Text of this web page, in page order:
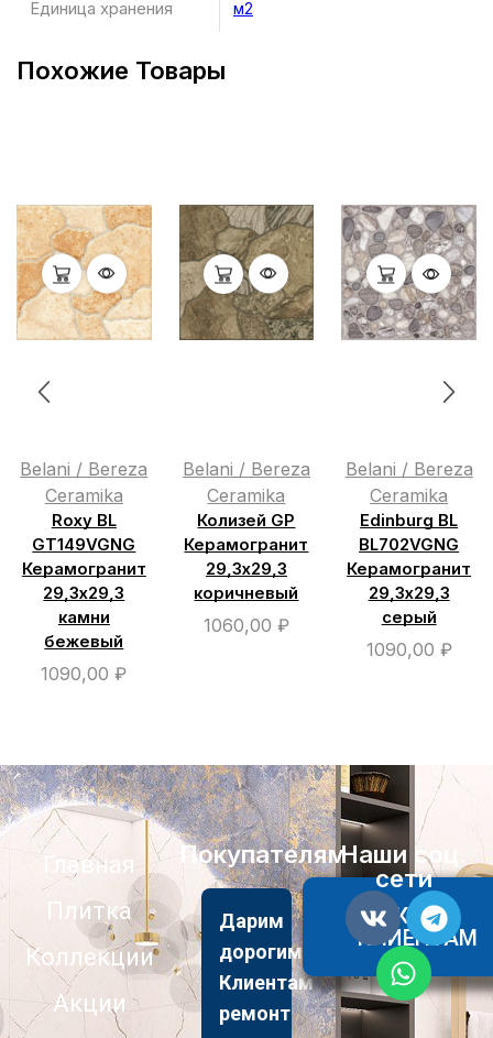
Единица хранения м2
Похожие Товары
Belani / Bereza
Ceramika
Roxy BL
GT149VGNG
Керамогранит
29,3х29,3
камни
бежевый
1090,00₽
Belani / Bereza
Ceramika
Колизей GP
Керамогранит
29,3х29,3
коричневый
1060,00 ₽
Belani / Bereza
Ceramika
Edinburg BL
BL702VGNG
Керамогранит
29,3х29,3
серый
1090,00 ₽
Главная
Плитка
Коллекции
Акции
Покупателям
Дарим
дорогим
Клиентам
ремонт
АКЦИИ
КЛИЕНТАМ
Наши соц.
сети